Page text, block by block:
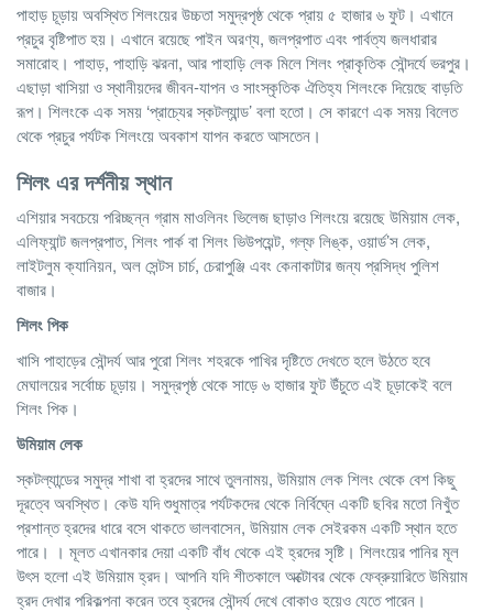
পাহাড় চূড়ায় অবস্থিত শিলংয়ের উচ্চতা সমুদ্রপৃষ্ঠ থেকে প্রায় ৫ হাজার ৬ ফুট। এখানে
প্রচুর বৃষ্টিপাত হয়। এখানে রয়েছে পাইন অরণ্য, জলপ্রপাত এবং পার্বত্য জলধারার
সমারোহ। পাহাড়, পাহাড়ি ঝরনা, আর পাহাড়ি লেক মিলে শিলং প্রাকৃতিক সৌন্দর্যে ভরপুর।
এছাড়া খাসিয়া ও স্থানীয়দের জীবন-যাপন ও সাংস্কৃতিক ঐতিহ্য শিলংকে দিয়েছে বাড়তি
রূপ। শিলংকে এক সময় ‘প্রাচ্যের স্কটল্যান্ড’ বলা হতো। সে কারণে এক সময় বিলেত
থেকে প্রচুর পর্যটক শিলংয়ে অবকাশ যাপন করতে আসতেন।
শিলং এর দর্শনীয় স্থান
এশিয়ার সবচেয়ে পরিচ্ছন্ন গ্রাম মাওলিনং ভিলেজ ছাড়াও শিলংয়ে রয়েছে উমিয়াম লেক,
এলিফ্যান্ট জলপ্রপাত, শিলং পার্ক বা শিলং ভিউপয়েন্ট, গল্ফ লিঙ্ক, ওয়ার্ড’স লেক,
লাইটলুম ক্যানিয়ন, অল সেন্টস চার্চ, চেরাপুঞ্জি এবং কেনাকাটার জন্য প্রসিদ্ধ পুলিশ
বাজার।
শিলংপিক
খাসি পাহাড়ের সৌন্দর্য আর পুরো শিলং শহরকে পাখির দৃষ্টিতে দেখতে হলে উঠতে হবে
মেঘালয়ের সর্বোচ্চ চূড়ায়। সমুদ্রপৃষ্ঠ থেকে সাড়ে ৬ হাজার ফুট উঁচুতে এই চূড়াকেই বলে
শিলং পিক।
উমিয়ামলেক
স্কটল্যান্ডের সমুদ্র শাখা বা হ্রদের সাথে তুলনাময়, উমিয়াম লেক শিলং থেকে বেশ কিছু
দূরত্বে অবস্থিত। কেউ যদি শুধুমাত্র পর্যটকদের থেকে নির্বিঘ্নে একটি ছবির মতো নিখুঁত
প্রশান্ত হ্রদের ধারে বসে থাকতে ভালবাসেন, উমিয়াম লেক সেইরকম একটি স্থান হতে
পারে। । মূলত এখানকার দেয়া একটি বাঁধ থেকে এই হ্রদের সৃষ্টি। শিলংয়ের পানির মূল
উৎস হলো এই উমিয়াম হ্রদ। আপনি যদি শীতকালে অক্টোবর থেকে ফেব্রুয়ারিতে উমিয়াম
হ্রদ দেখার পরিকল্পনা করেন তবে হ্রদের সৌন্দর্য দেখে বোকাও হয়েও যেতে পারেন।